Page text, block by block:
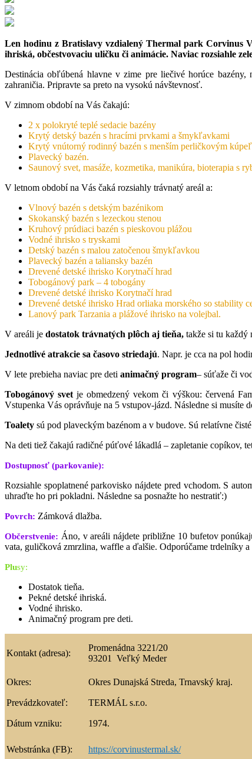
Len hodinu z Bratislavy vzdialený Thermal park Corvinus
ihriská, občestvovaciu uličku či animácie. Naviac rozsiahle
Destinácia obľúbená hlavne v zime pre liečivé horúce
zahraničia. Pripravte sa preto na vysokú návštevnosť.
V zimnom období na Vás čakajú:
2 x polokryté teplé sedacie bazény
Krytý detský bazén s hracími prvkami a šmykľavkami
Krytý vnútorný rodinný bazén s menším perličkovým
Plavecký bazén.
Saunový svet, masáže, kozmetika, manikúra, bioterapia s
V letnom období na Vás čaká rozsiahly trávnatý areál a:
Vlnový bazén s detským bazénikom
Skokanský bazén s lezeckou stenou
Kruhový prúdiaci bazén s pieskovou plážou
Vodné ihrisko s tryskami
Detský bazén s malou zatočenou šmykľavkou
Plavecký bazén a taliansky bazén
Drevené detské ihrisko Korytnačí hrad
Tobogánový park – 4 tobogány
Drevené detské ihrisko Korytnačí hrad
Drevené detské ihrisko Hrad orliaka morského so stability
Lanový park Tarzania a plážové ihrisko na volejbal.
V areáli je dostatok trávnatých plôch aj tieňa, takže si tu každý
Jednotlivé atrakcie sa časovo striedajú. Napr. je cca na pol
V lete prebieha naviac pre deti animačný program– súťaže či
Tobogánový svet je obmedzený vekom či výškou: červená
Vstupenka Vás oprávňuje na 5 vstupov-jázd. Následne si
Toalety sú pod plaveckým bazénom a v budove. Sú relatívne
Na deti tiež čakajú radičné púťové lákadlá – zapletanie copíkov,
Dostupnosť (parkovanie):
Rozsiahle spoplatnené parkovisko nájdete pred vchodom. S
uhraďte ho pri pokladni. Následne sa posnažte ho nestratiť:)
Povrch: Zámková dlažba.
Občerstvenie: Áno, v areáli nájdete približne 10 bufetov
vata, guličková zmrzlina, waffle a ďalšie. Odporúčame trdelníky
Plusy:
Dostatok tieňa.
Pekné detské ihriská.
Vodné ihrisko.
Animačný program pre deti.
Kontakt (adresa):
Promenádna 3221/20
93201 Veľký Meder
Okres: Okres Dunajská Streda, Trnavský kraj.
Prevádzkovateľ: TERMÁL s.r.o.
Dátum vzniku: 1974.
Webstránka (FB): https://corvinustermal.sk/